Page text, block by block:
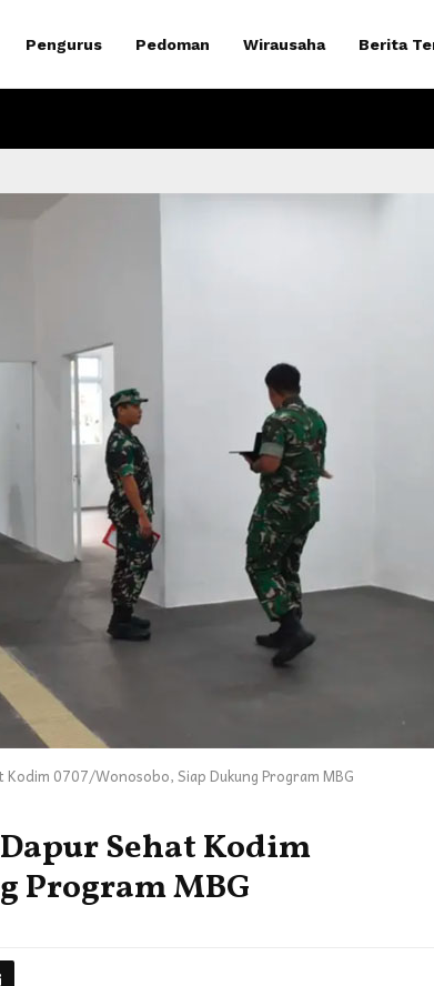
Pengurus Pedoman Wirausaha Berita
0707/Wonosobo, Siap Dukung Program MBG
Sehat Kodim
Program MBG